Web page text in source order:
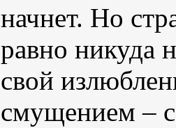
начнет. Но
равно никуда
свой
смущением –